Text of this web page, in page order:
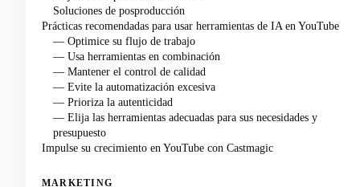
Soluciones de posproducción
Prácticas recomendadas para usar herramientas de IA en YouTube
— Optimice su flujo de trabajo
— Usa herramientas en combinación
— Mantener el control de calidad
— Evite la automatización excesiva
— Prioriza la autenticidad
— Elija las herramientas adecuadas para sus necesidades y
presupuesto
Impulse su crecimiento en YouTube con Castmagic
MARKETING